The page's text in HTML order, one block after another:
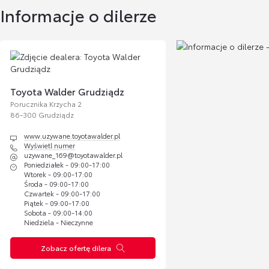
jakub.kolodziej@toyotawalder.pl
Wyświetl numer
pl
Tomasz Ozga
Wyświetl numer
tomasz.ozga@toyotawalder.pl
Informacje o dilerze
Toyota Walder Grudziądz
Porucznika Krzycha 2
86-300 Grudziądz
www.uzywane.toyotawalder.pl
Wyświetl numer
uzywane_169@toyotawalder.pl
Poniedziałek - 09:00-17:00
Wtorek - 09:00-17:00
Środa - 09:00-17:00
Czwartek - 09:00-17:00
Piątek - 09:00-17:00
Sobota - 09:00-14:00
Niedziela - Nieczynne
Zobacz ofertę dilera